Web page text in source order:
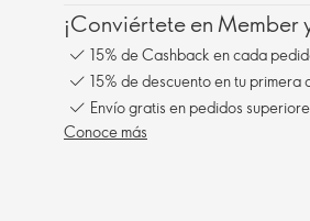
¡Conviértete en
15% de Cashback en cada
15% de descuento en tu primera
Envío gratis en pedidos
Conoce más